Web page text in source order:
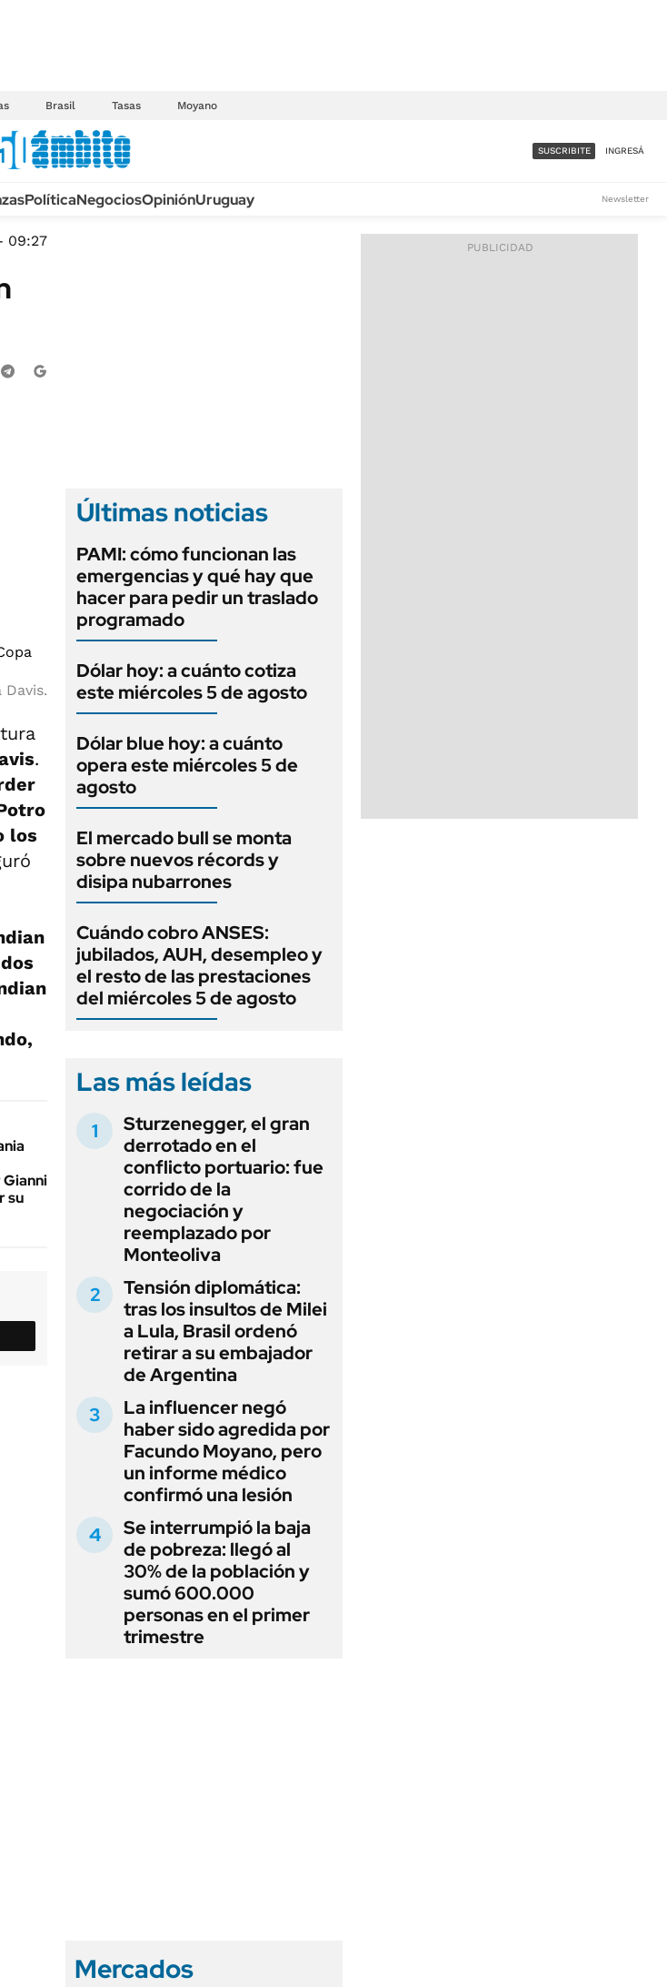
Brasil Tasas Moyano
ACCESO FULL - $1.800/MES
SUSCRIBITE INGRESÁ
PolíticaNegociosOpiniónUruguay Newsletter
09:27
.
los
su
Últimas noticias
PAMI: cómo funcionan las
emergencias y qué hay que
hacer para pedir un traslado
programado
Dólar hoy: a cuánto cotiza
este miércoles 5 de agosto
Dólar blue hoy: a cuánto
opera este miércoles 5 de
agosto
El mercado bull se monta
sobre nuevos récords y
disipa nubarrones
Cuándo cobro ANSES:
jubilados, AUH, desempleo y
el resto de las prestaciones
del miércoles 5 de agosto
Las más leídas
Sturzenegger, el gran
derrotado en el
conflicto portuario: fue
corrido de la
negociación y
reemplazado por
Monteoliva
Tensión diplomática:
tras los insultos de Milei
a Lula, Brasil ordenó
retirar a su embajador
de Argentina
La influencer negó
haber sido agredida por
Facundo Moyano, pero
un informe médico
confirmó una lesión
Se interrumpió la baja
de pobreza: llegó al
30% de la población y
sumó 600.000
personas en el primer
trimestre
Mercados